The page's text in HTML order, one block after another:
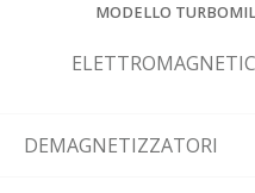
MODELLO
DEMAGNETIZZATORI